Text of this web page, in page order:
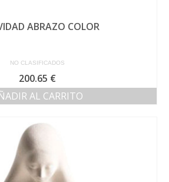
ABRAZO COLOR
NO CLASIFICADOS
200.65 €
AL CARRITO